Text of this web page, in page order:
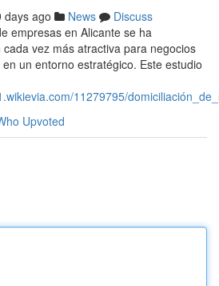
days ago News
Discuss
empresas en Alicante se ha
vez más atractiva para negocios
un entorno estratégico. Este estudio
11279795/
Upvoted